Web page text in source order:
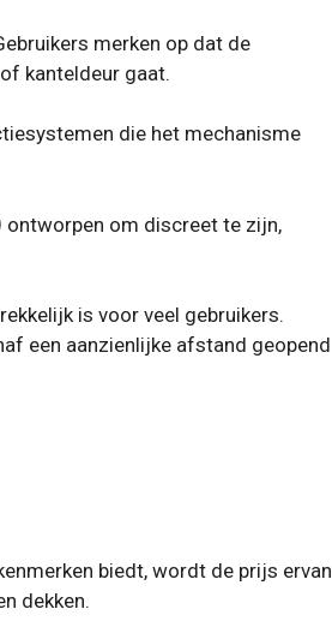
merken op dat de
kanteldeur gaat.
die het mechanisme
ontworpen om discreet te zijn,
is voor veel gebruikers.
een aanzienlijke afstand geopend
biedt, wordt de prijs ervan
dekken.